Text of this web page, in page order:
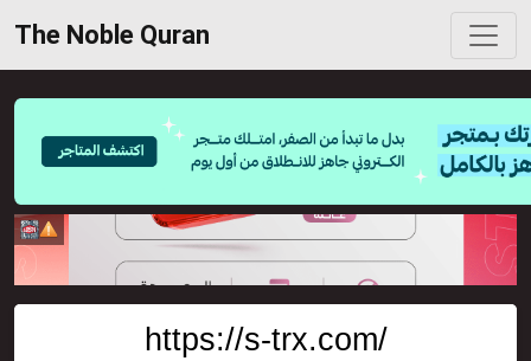
The Noble Quran
https://s-trx.com/